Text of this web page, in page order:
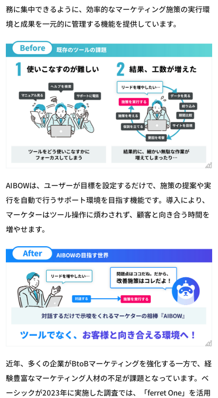
務に集中できるように、効率的なマーケティング施策の実行環
境と成果を一元的に管理する機能を提供しています。
AIBOWは、ユーザーが目標を設定するだけで、施策の提案や実
行を自動で行うサポート環境を目指す機能です。導入により、
マーケターはツール操作に煩わされず、顧客と向き合う時間を
増やせます。
近年、多くの企業がBtoBマーケティングを強化する一方で、経
験豊富なマーケティング人材の不足が課題となっています。ベ
ーシックが2023年に実施した調査では、「ferret One」を活用